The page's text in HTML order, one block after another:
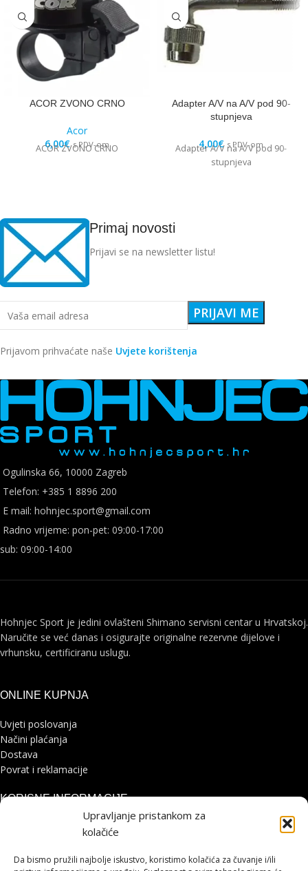
Upravljanje pristankom za
kolačiće
Da bismo pružili najbolje iskustvo, koristimo kolačića za čuvanje i/ili
ACOR ZVONO CRNO
Acor
6,00€ s PDV-om
ACOR ZVONO CRNO
Adapter A/V na A/V pod 90-
stupnjeva
4,00€ s PDV-om
Adapter A/V na A/V pod 90-
stupnjeva
Primaj novosti
Prijavi se na newsletter listu!
Prijavom prihvaćate naše Uvjete korištenja
Ogulinska 66, 10000 Zagreb
Telefon: +385 1 8896 200
E mail: hohnjec.sport@gmail.com
Radno vrijeme: pon-pet: 09:00-17:00
sub: 09:00-14:00
Hohnjec Sport je jedini ovlašteni Shimano servisni centar u Hrvatskoj.
Naručite se već danas i osigurajte originalne rezervne dijelove i
vrhunsku, certificiranu uslugu.
ONLINE KUPNJA
Uvjeti poslovanja
Načini plaćanja
Dostava
Povrat i reklamacije
KORISNE INFORMACIJE
Zaštita osobnih podataka
Pohvale i prigovori